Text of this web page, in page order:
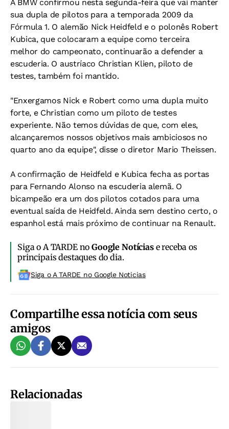
A BMW confirmou nesta segunda-feira que vai manter
sua dupla de pilotos para a temporada 2009 da
Fórmula 1. O alemão Nick Heidfeld e o polonês Robert
Kubica, que colocaram a equipe como terceira
melhor do campeonato, continuarão a defender a
escuderia. O austríaco Christian Klien, piloto de
testes, também foi mantido.
"Enxergamos Nick e Robert como uma dupla muito
forte, e Christian como um piloto de testes
experiente. Não temos dúvidas de que, com eles,
alcançaremos nossos objetivos mais ambiciosos no
quarto ano da equipe", disse o diretor Mario Theissen.
A confirmação de Heidfeld e Kubica fecha as portas
para Fernando Alonso na escuderia alemã. O
bicampeão era um dos pilotos cotados para uma
eventual saída de Heidfeld. Ainda sem destino certo, o
espanhol está mais próximo de continuar na Renault.
Siga o A TARDE noGoogle Notíciase receba os
principais destaques do dia.
Siga o A TARDE no Google Noticias
Compartilhe essa notícia com seus
amigos
Relacionadas